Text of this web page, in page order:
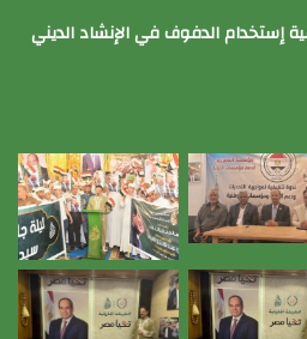
الدفوف في الإنشاد الديني